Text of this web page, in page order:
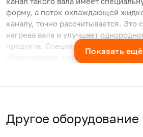
форму, а поток охлаждающей
каналу, точно рассчитывается. Это
нагрева вала и улучшает
продукта. Специальное
оборудование для динамической
Цилиндричность и соосность:
Показать ещё
Другое оборудование